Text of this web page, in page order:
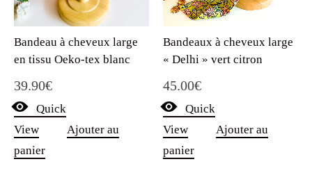
Bandeau à cheveux large
en tissu Oeko-tex blanc
39.90€
Quick
View
Ajouter au
panier
Bandeaux à cheveux large
« Delhi » vert citron
45.00€
Quick
View
Ajouter au
panier